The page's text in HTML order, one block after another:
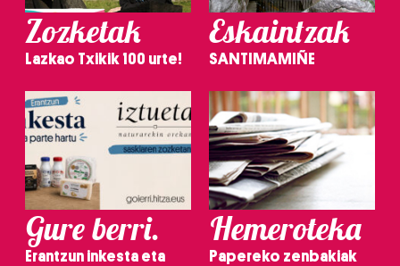
Zozketak
Lazkao Txikik 100 urte!
Eskaintzak
SANTIMAMIÑE
Gure berri.
Erantzun inkesta eta
Hemeroteka
Papereko zenbakiak